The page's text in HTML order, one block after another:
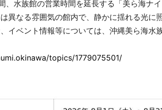
、水族館の営業時間を延長する「美ら海ナ
雰囲気の館内で、静かに揺れる光に照
イベント情報等については、沖縄美ら海水
topics/1779075501/